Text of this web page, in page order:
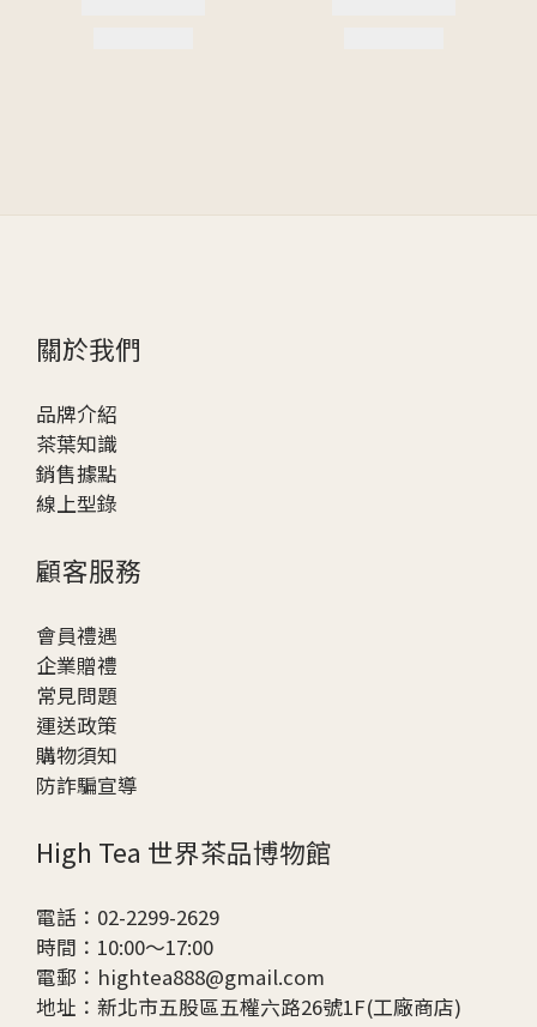
關於我們
品牌介紹
茶葉知識
銷售據點
線上型錄
顧客服務
會員禮遇
企業贈禮
常見問題
運送政策
購物須知
防詐騙宣導
High Tea 世界茶品博物館
電話：02-2299-2629
時間：10:00～17:00
電郵：hightea888@gmail.com
地址：新北市五股區五權六路26號1F(工廠商店)